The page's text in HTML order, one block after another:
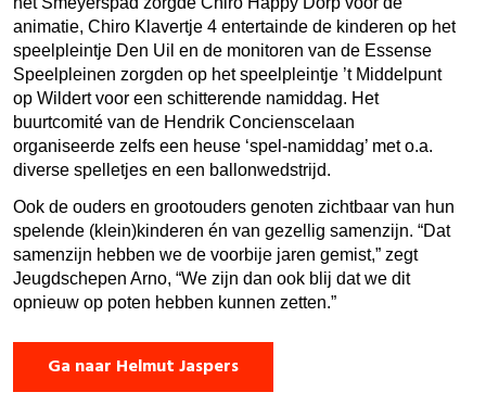
animatie, Chiro Klavertje 4 entertainde de kinderen op het
speelpleintje Den Uil en de monitoren van de Essense
Speelpleinen zorgden op het speelpleintje ’t Middelpunt
op Wildert voor een schitterende namiddag. Het
buurtcomité van de Hendrik Concienscelaan
organiseerde zelfs een heuse ‘spel-namiddag’ met o.a.
diverse spelletjes en een ballonwedstrijd.
Ook de ouders en grootouders genoten zichtbaar van hun
spelende (klein)kinderen én van gezellig samenzijn. “Dat
samenzijn hebben we de voorbije jaren gemist,” zegt
Jeugdschepen Arno, “We zijn dan ook blij dat we dit
opnieuw op poten hebben kunnen zetten.”
Ga naar Helmut Jaspers